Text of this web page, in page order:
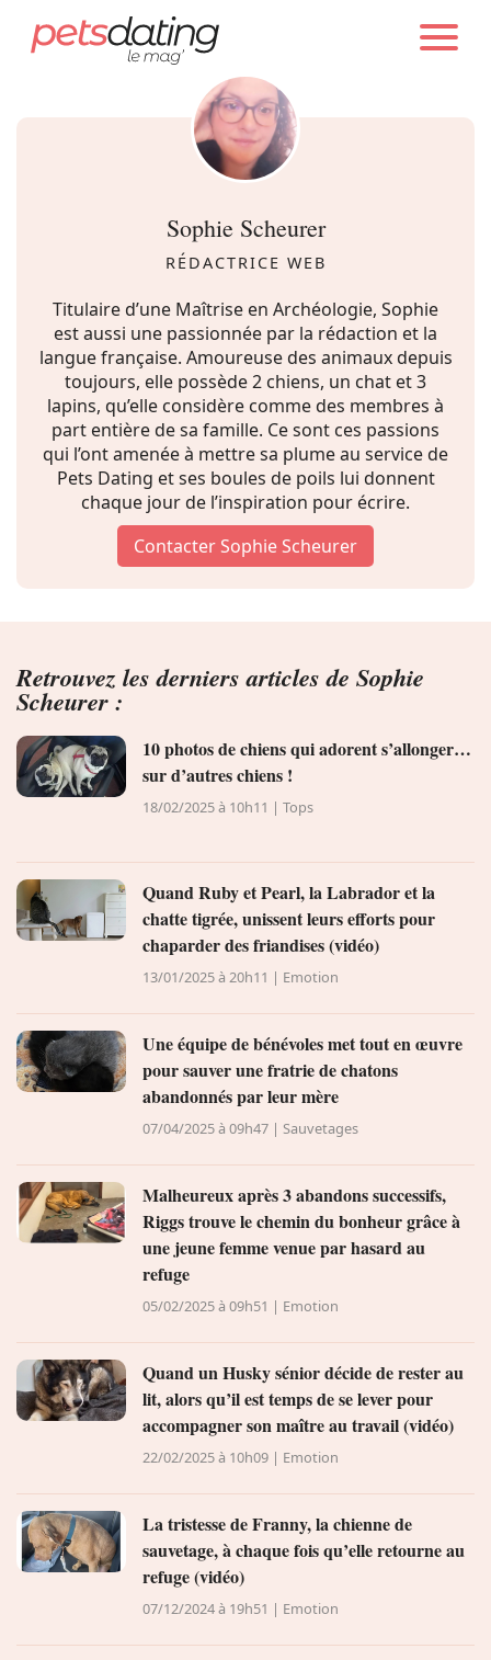
Chien
Chat
Faits Divers
Emotion
Tops
Sauvetages
Conso
PETS DATING AUTEURS
Sophie Scheurer
RÉDACTRICE WEB
Titulaire d’une Maîtrise en Archéologie, Sophie
est aussi une passionnée par la rédaction et la
langue française. Amoureuse des animaux depuis
toujours, elle possède 2 chiens, un chat et 3
lapins, qu’elle considère comme des membres à
part entière de sa famille. Ce sont ces passions
qui l’ont amenée à mettre sa plume au service de
Pets Dating et ses boules de poils lui donnent
chaque jour de l’inspiration pour écrire.
Contacter Sophie Scheurer
Retrouvez les derniers articles de Sophie
Scheurer :
10 photos de chiens qui adorent s’allonger…
sur d’autres chiens !
18/02/2025 à 10h11 | Tops
Quand Ruby et Pearl, la Labrador et la
chatte tigrée, unissent leurs efforts pour
chaparder des friandises (vidéo)
13/01/2025 à 20h11 | Emotion
Une équipe de bénévoles met tout en œuvre
pour sauver une fratrie de chatons
abandonnés par leur mère
07/04/2025 à 09h47 | Sauvetages
Malheureux après 3 abandons successifs,
Riggs trouve le chemin du bonheur grâce à
une jeune femme venue par hasard au
refuge
05/02/2025 à 09h51 | Emotion
Quand un Husky sénior décide de rester au
lit, alors qu’il est temps de se lever pour
accompagner son maître au travail (vidéo)
22/02/2025 à 10h09 | Emotion
La tristesse de Franny, la chienne de
sauvetage, à chaque fois qu’elle retourne au
refuge (vidéo)
07/12/2024 à 19h51 | Emotion